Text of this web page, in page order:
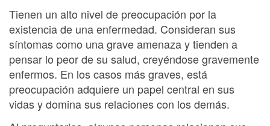
Tienen un alto nivel de preocupación por la
existencia de una enfermedad. Consideran sus
síntomas como una grave amenaza y tienden a
pensar lo peor de su salud, creyéndose gravemente
enfermos. En los casos más graves, está
preocupación adquiere un papel central en sus
vidas y domina sus relaciones con los demás.